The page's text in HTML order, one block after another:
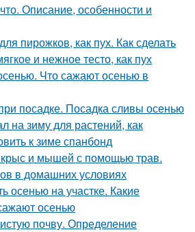
Описание, особенности и
пирожков, как пух. Как сделать
и нежное тесто, как пух
Что сажают осенью в
посадке. Посадка сливы осенью
на зиму для растений, как
к зиме спанбонд
крыс и мышей с помощью трав.
в домашних условиях
осенью на участке. Какие
осенью
почву. Определение